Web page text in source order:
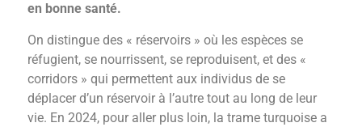
en bonne santé.
On distingue des « réservoirs » où les espèces se
réfugient, se nourrissent, se reproduisent, et des «
corridors » qui permettent aux individus de se
déplacer d’un réservoir à l’autre tout au long de leur
vie. En 2024, pour aller plus loin, la trame turquoise a